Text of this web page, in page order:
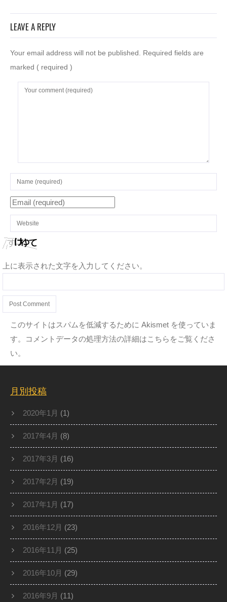
LEAVE A REPLY
Your email address will not be published. Required fields are
marked ( required )
上に表示された文字を入力してください。
このサイトはスパムを低減するために Akismet を使っていま
す。
コメントデータの処理方法の詳細はこちらをご覧くださ
い。
月別投稿
2020年1月 (1)
2017年4月 (8)
2017年3月 (16)
2017年2月 (19)
2017年1月 (17)
2016年12月 (23)
2016年11月 (25)
2016年10月 (29)
2016年9月 (11)